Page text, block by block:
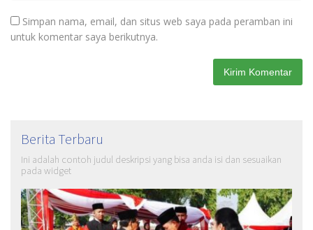
Simpan nama, email, dan situs web saya pada peramban ini
untuk komentar saya berikutnya.
Berita Terbaru
Ini adalah contoh judul deskripsi yang bisa anda isi dan sesuaikan
pada widget